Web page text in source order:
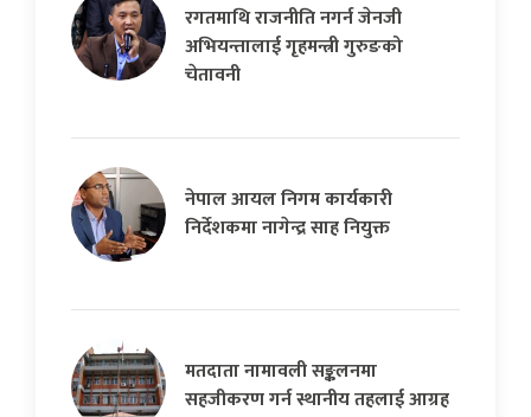
रगतमाथि राजनीति नगर्न जेनजी
अभियन्तालाई गृहमन्त्री गुरुङको
चेतावनी
नेपाल आयल निगम कार्यकारी
निर्देशकमा नागेन्द्र साह नियुक्त
मतदाता नामावली सङ्कलनमा
सहजीकरण गर्न स्थानीय तहलाई आग्रह